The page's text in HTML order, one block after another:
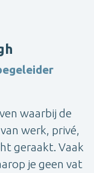
waarbij de
werk, privé,
geraakt. Vaak
je geen vat